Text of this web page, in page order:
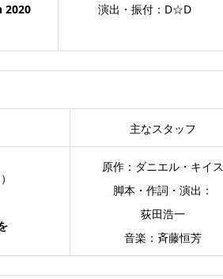
2020
演出・振付：D☆D
主なスタッフ
原作：ダニエル・キイス
脚本・作詞・演出：
荻田浩一
音楽：斉藤恒芳